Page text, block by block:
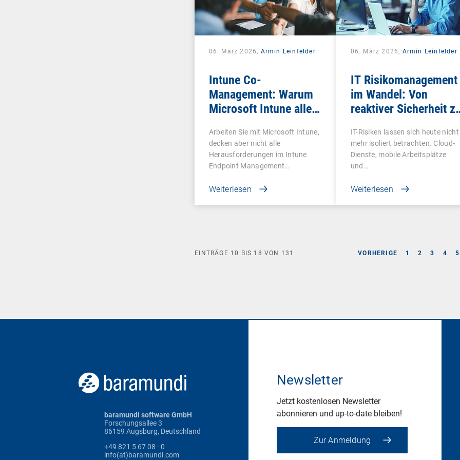
06. März 2026, Armin Leinfelder
Intune Co-
Management: Warum
Microsoft Intune allein
Arbeiten Sie mit Microsoft Intune,
decken aber nicht alle
Herausforderungen im Intune
Endpoint Management…
Weiterlesen
06. März 2026, Armin Leinfelder
IT Risikomanagement
im Wandel: Von
reaktiver Sicherheit
IT-Risiken lassen sich heute nicht
mehr isoliert betrachten. Cloud-
Dienste, mobile Arbeitsplätze
und…
Weiterlesen
VORHERIGE 1 2 3 4 5
EINTRÄGE 10 BIS 18 VON 131
baramundi software GmbH
Forschungsallee 3
86159 Augsburg, Deutschland
+49 821 5 67 08 - 0
info(at)baramundi.com
Newsletter
Jetzt kostenlosen Newsletter
abonnieren und up-to-date bleiben!
Zur Anmeldung